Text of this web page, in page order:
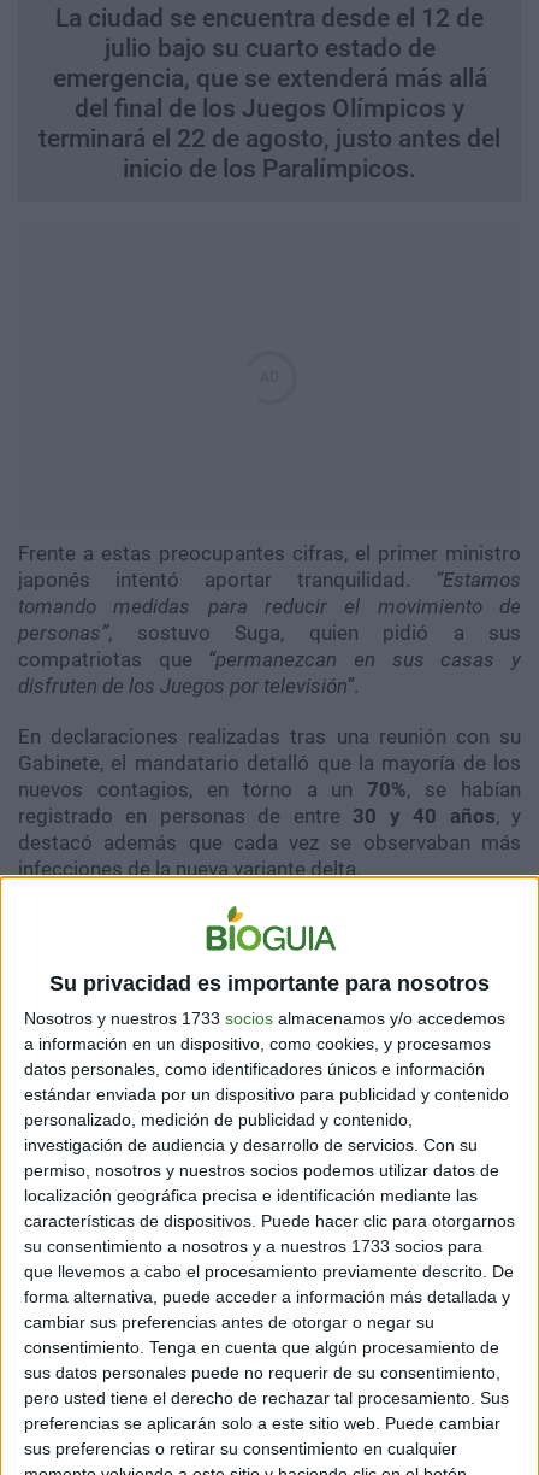
Su privacidad es importante para nosotros
Nosotros y nuestros 1733 socios almacenamos y/o accedemos
a información en un dispositivo, como cookies, y procesamos
datos personales, como identificadores únicos e información
estándar enviada por un dispositivo para publicidad y contenido
personalizado, medición de publicidad y contenido,
investigación de audiencia y desarrollo de servicios. Con su
permiso, nosotros y nuestros socios podemos utilizar datos de
localización geográfica precisa e identificación mediante las
características de dispositivos. Puede hacer clic para otorgarnos
su consentimiento a nosotros y a nuestros 1733 socios para
que llevemos a cabo el procesamiento previamente descrito. De
forma alternativa, puede acceder a información más detallada y
cambiar sus preferencias antes de otorgar o negar su
consentimiento. Tenga en cuenta que algún procesamiento de
sus datos personales puede no requerir de su consentimiento,
pero usted tiene el derecho de rechazar tal procesamiento. Sus
preferencias se aplicarán solo a este sitio web. Puede cambiar
sus preferencias o retirar su consentimiento en cualquier
La ciudad se encuentra desde el 12 de
julio bajo su cuarto estado de
emergencia, que se extenderá más allá
del final de los Juegos Olímpicos y
terminará el 22 de agosto, justo antes del
inicio de los Paralímpicos.
Frente a estas preocupantes cifras, el primer ministro
japonés intentó aportar tranquilidad. “Estamos
tomando medidas para reducir el movimiento de
personas”, sostuvo Suga, quien pidió a sus
compatriotas que “permanezcan en sus casas y
disfruten de los Juegos por televisión”.
En declaraciones realizadas tras una reunión con su
Gabinete, el mandatario detalló que la mayoría de los
nuevos contagios, en torno a un70%, se habían
registrado en personas de entre 30 y 40 años, y
destacó además que cada vez se observaban más
infecciones de la nueva variante delta.
Por su parte, la gobernadora de Tokio,
subrayó el preocupante aumento de personas con
síntomas graves en la capital y recalcó la importancia
de que los jóvenes
"se vacunen lo antes posible"
También te puede interesar:¡Histórico! Niña de 13
años ganó una medalla de oro en los Juegos
Olímpicos de Tokio
En Japón, tan solo un 25,5% de la
población recibió las dos dosis de la
vacuna, en su gran mayoría mayores de
65 años, según los datos
gubernamentales más recientes.